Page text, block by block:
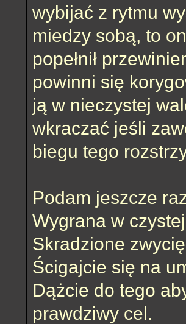
wybijać z rytmu
miedzy sobą, to
popełnił
powinni się
ją w nieczystej
wkraczać jeśli
biegu tego
Podam jeszcze
Wygrana w
Skradzione
Ścigajcie się na
Dążcie do tego
prawdziwy cel.